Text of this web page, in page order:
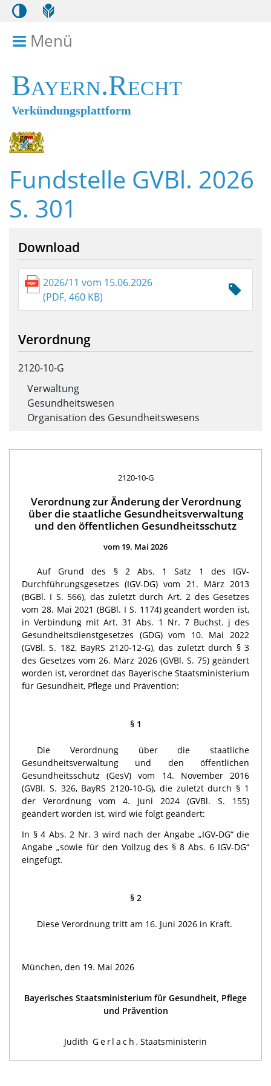
Menü
Bayern.Recht
Verkündungsplattform
Fundstelle GVBl. 2026
S. 301
Download
2026/11 vom 15.06.2026
(PDF, 460 KB)
Verordnung
2120-10-G
Verwaltung
Gesundheitswesen
Organisation des Gesundheitswesens
2120-10-G
Verordnung zur Änderung der Verordnung
über die staatliche Gesundheitsverwaltung
und den öffentlichen Gesundheitsschutz
vom 19. Mai 2026
Auf Grund des § 2 Abs. 1 Satz 1 des IGV-
Durchführungsgesetzes (IGV-DG) vom 21. März 2013
(BGBl. I S. 566), das zuletzt durch Art. 2 des Gesetzes
vom 28. Mai 2021 (BGBl. I S. 1174) geändert worden ist,
in Verbindung mit Art. 31 Abs. 1 Nr. 7 Buchst. j des
Gesundheitsdienstgesetzes (GDG) vom 10. Mai 2022
(GVBl. S. 182, BayRS 2120-12-G), das zuletzt durch § 3
des Gesetzes vom 26. März 2026 (GVBl. S. 75) geändert
worden ist, verordnet das Bayerische Staatsministerium
für Gesundheit, Pflege und Prävention:
§ 1
Die Verordnung über die staatliche
Gesundheitsverwaltung und den öffentlichen
Gesundheitsschutz (GesV) vom 14. November 2016
(GVBl. S. 326, BayRS 2120-10-G), die zuletzt durch § 1
der Verordnung vom 4. Juni 2024 (GVBl. S. 155)
geändert worden ist, wird wie folgt geändert:
In § 4 Abs. 2 Nr. 3 wird nach der Angabe „IGV-DG“ die
Angabe „sowie für den Vollzug des § 8 Abs. 6 IGV-DG“
eingefügt.
§ 2
Diese Verordnung tritt am 16. Juni 2026 in Kraft.
München, den 19. Mai 2026
Bayerisches Staatsministerium für Gesundheit, Pflege
und Prävention
Judith Gerlach , Staatsministerin